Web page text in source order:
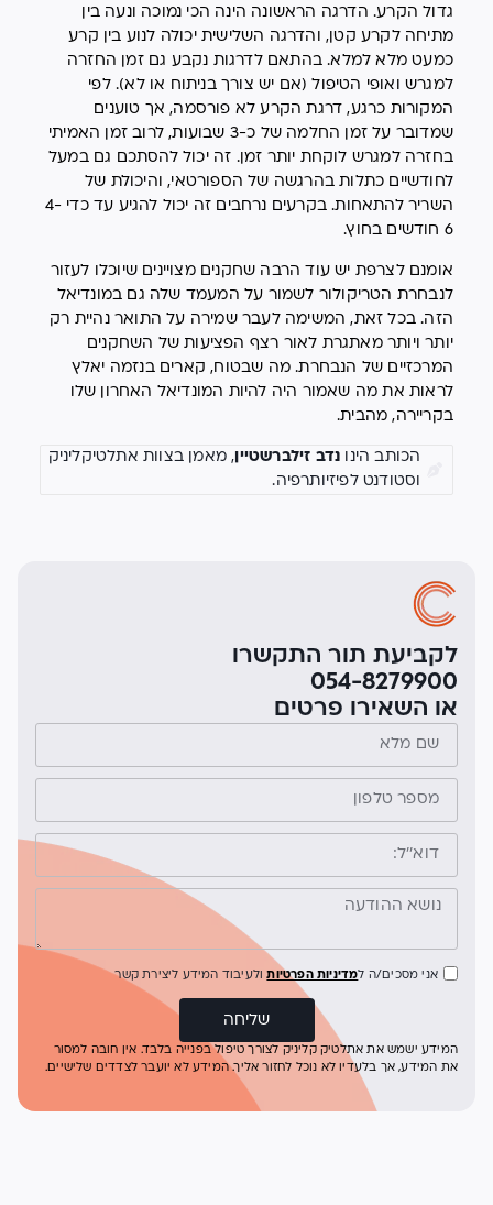
גדול הקרע. הדרגה הראשונה הינה הכי נמוכה ונעה בין
מתיחה לקרע קטן, והדרגה השלישית יכולה לנוע בין קרע
כמעט מלא למלא. בהתאם לדרגות נקבע גם זמן החזרה
למגרש ואופי הטיפול (אם יש צורך בניתוח או לא). לפי
המקורות כרגע, דרגת הקרע לא פורסמה, אך טוענים
שמדובר על זמן החלמה של כ-3 שבועות, לרוב זמן האמיתי
בחזרה למגרש לוקחת יותר זמן. זה יכול להסתכם גם במעל
לחודשיים כתלות בהרגשה של הספורטאי, והיכולת של
השריר להתאחות. בקרעים נרחבים זה יכול להגיע עד כדי 4-
6 חודשים בחוץ.
אומנם לצרפת יש עוד הרבה שחקנים מצויינים שיוכלו לעזור
לנבחרת הטריקולור לשמור על המעמד שלה גם במונדיאל
הזה. בכל זאת, המשימה לעבר שמירה על התואר נהיית רק
יותר ויותר מאתגרת לאור רצף הפציעות של השחקנים
המרכזיים של הנבחרת. מה שבטוח, קארים בנזמה יאלץ
לראות את מה שאמור היה להיות המונדיאל האחרון שלו
בקריירה, מהבית.
הכותב הינו נדב זילברשטיין , מאמן בצוות אתלטיקליניק
וסטודנט לפיזיותרפיה.
לקביעת תור התקשרו
054-8279900
או השאירו פרטים
אני מסכים/ה למדיניות הפרטיותולעיבוד המידע ליצירת קשר
שליחה
המידע ישמש את אתלטיק קליניק לצורך טיפול בפנייה בלבד. אין חובה למסור
את המידע, אך בלעדיו לא נוכל לחזור אליך. המידע לא יועבר לצדדים שלישיים.